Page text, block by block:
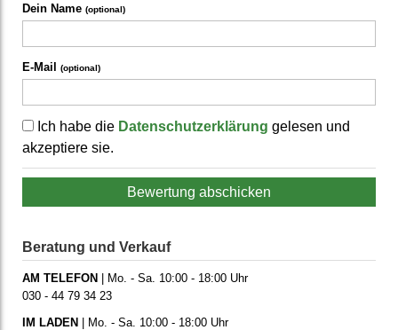
Dein Name (optional)
E-Mail (optional)
Ich habe die Datenschutzerklärung gelesen und
akzeptiere sie.
Bewertung abschicken
Beratung und Verkauf
AM TELEFON | Mo. - Sa. 10:00 - 18:00 Uhr
030 - 44 79 34 23
IM LADEN | Mo. - Sa. 10:00 - 18:00 Uhr